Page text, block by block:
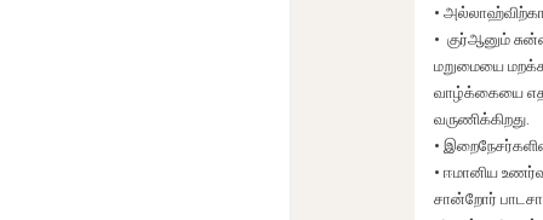
•
• குர்ஆனும்
மறுமையை
வாழ்க்கையை
வருணிக்கிறது.
•
• ஈமானிய
சான்றோர்